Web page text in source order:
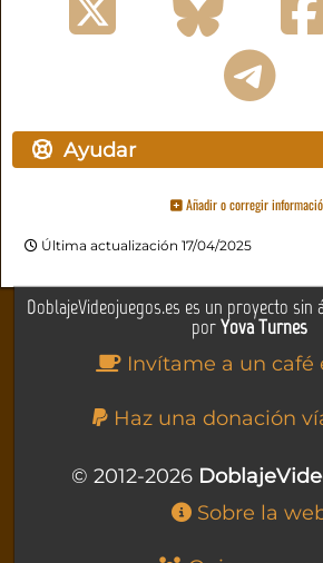
Ayudar
Añadir o corregir
Última actualización 17/04/2025
DoblajeVideojuegos.es es un proyecto sin
porYova Turnes
Invítame a un café
Haz una donación
© 2012-2026
Sobre la